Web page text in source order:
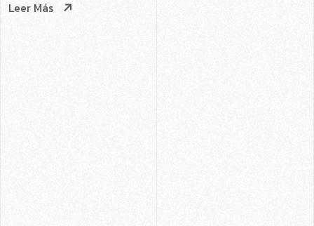
Leer Más